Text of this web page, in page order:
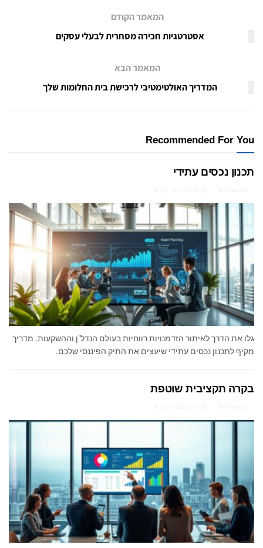
המאמר הקודם
אסטרטגיות חכירה מסחרית לבעלי עסקים
המאמר הבא
המדריך האולטימטיבי לרכישת בית החלומות שלך
Recommended For You
תכנון נכסים עתידי
גלו את הדרך לאיתור הזדמנויות רווחיות בעולם הנדל"ן וההשקעות. מדריך
מקיף לתכנון נכסים עתידי שיעצים את התיק הפיננסי שלכם.
בקרה תקציבית שוטפת